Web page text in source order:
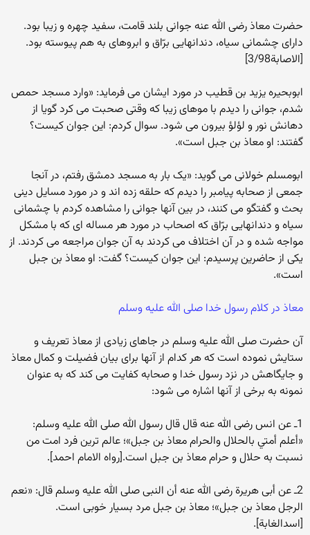
حضرت معاذ رضی الله عنه جوانی بلند قامت، سفید چهره و زیبا بود.
دارای چشمانی سیاه، دندانهایی برّاق و ابروهای به هم پیوسته بود.
[الاصابة3/98]
ابوبحیره یزید بن قطیب در مورد ایشان می فرماید: «وارد مسجد حمص
شدم، جوانی را دیدم با موهای زیبا که وقتی صحبت می کرد گویا از
دهانش نور و لؤلؤ بیرون می شود. سوال کردم: این جوان کیست؟
گفتند: او معاذ بن جبل است».
ابومسلم خولانی می گوید: «یک بار به مسجد دمشق رفتم، در آنجا
جمعی از صحابه پیامبر را دیدم که حلقه زده اند و در مورد مسایل دینی
بحث و گفتگو می کنند، در بین آنها جوانی را مشاهده کردم با چشمانی
سیاه و دندانهایی برّاق که اصحاب در مورد هر مساله ای که با مشکل
مواجه شده و در آن اختلاف می کردند به آن جوان مراجعه می کردند. از
یکی از حاضرین پرسیدم: این جوان کیست؟ گفت: او معاذ بن جبل
است».
معاذ در کلام رسول خدا صلی الله علیه وسلم
آن حضرت صلی الله علیه وسلم در جاهای زیادی از معاذ تعریف و
ستایش نموده است که هر کدام از آنها برای بیان فضیلت و کمال معاذ
و جایگاهش در نزد رسول خدا و صحابه کفایت می کند که به عنوان
نمونه به برخی از آنها اشاره می شود:
1ـ عن انس رضی الله عنه قال قال رسول الله صلی الله علیه وسلم:
«أعلم أمتي بالحلال والحرام معاذ بن جبل»؛ عالم ترین فرد امت من
نسبت به حلال و حرام معاذ بن جبل است.[رواه الامام احمد].
2ـ عن أبی هریرة رضی الله عنه أن النبی صلی الله علیه وسلم قال: «نعم
الرجل معاذ بن جبل»؛ معاذ بن جبل مرد بسیار خوبی است.
[اسدالغابة].